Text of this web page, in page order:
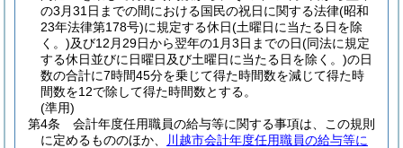
の3月31日までの間における国民の祝日に関する法律(昭和
23年法律第178号)に規定する休日(土曜日に当たる日を除
く。)及び12月29日から翌年の1月3日までの日(同法に規定
する休日並びに日曜日及び土曜日に当たる日を除く。)の日
数の合計に7時間45分を乗じて得た時間数を減じて得た時
間数を12で除して得た時間数とする。
(準用)
第4条
会計年度任用職員の給与等に関する事項は、この規則
に定めるもののほか、
川越市会計年度任用職員の給与等に